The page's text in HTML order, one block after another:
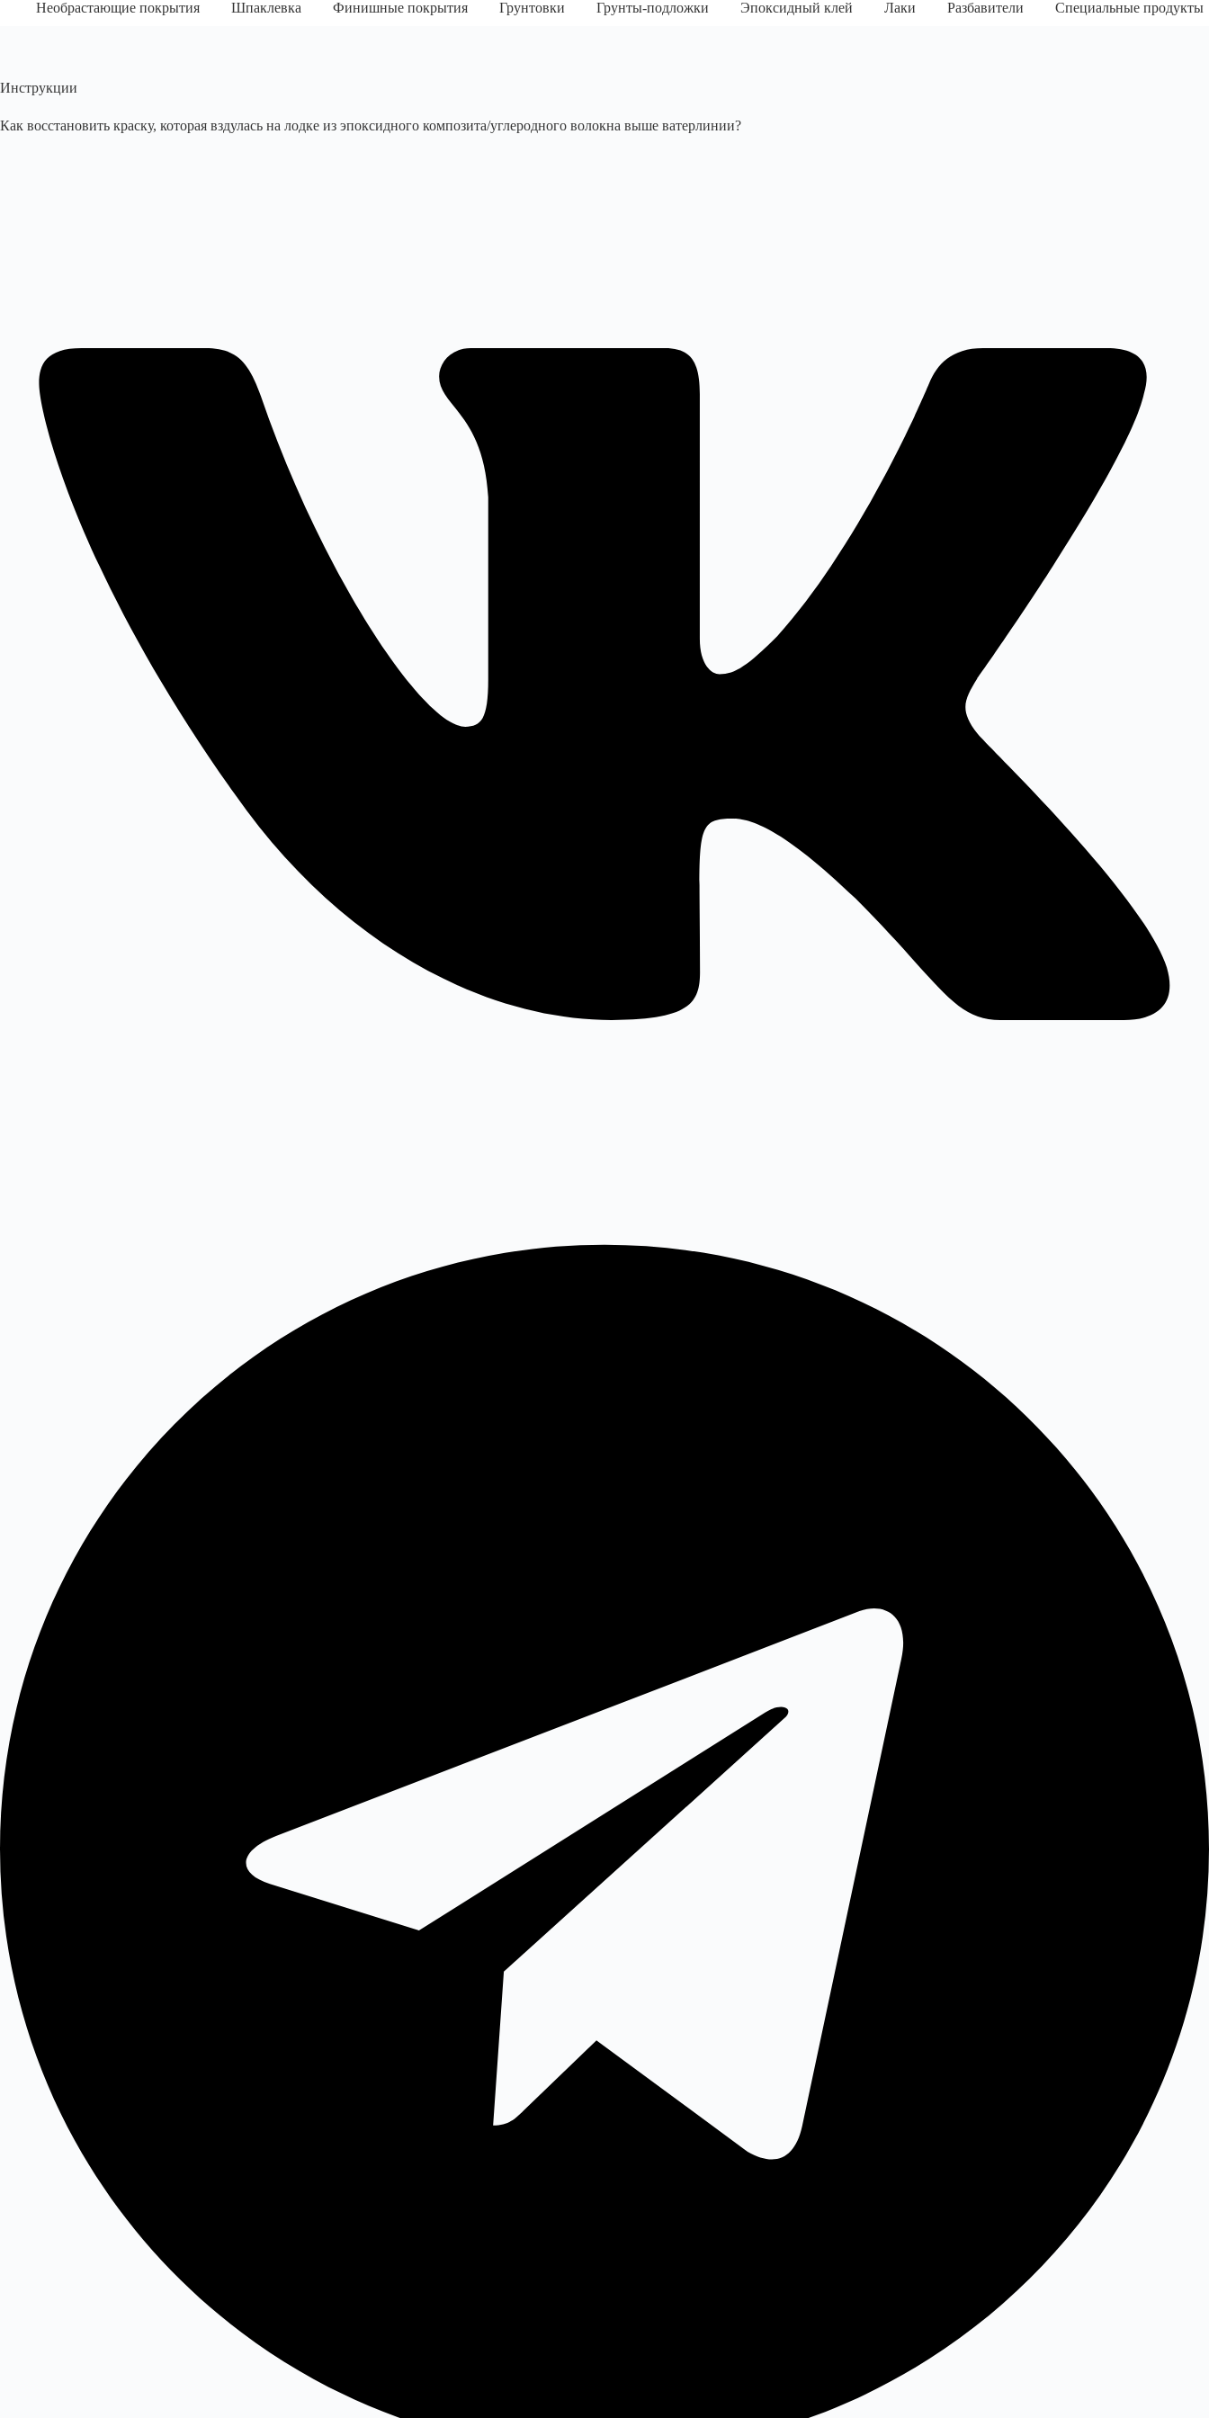
Необрастающие покрытия Шпаклевка Финишные покрытия Грунтовки Грунты-подложки Эпоксидный клей Лаки Разбавители Специальные продукты
Инструкции
Как восстановить краску, которая вздулась на лодке из эпоксидного композита/углеродного волокна выше ватерлинии?